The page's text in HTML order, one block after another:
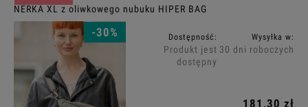
NERKA XL z oliwkowego nubuku HIPER BAG
-30% Dostępność:
Produkt jest
dostępny
Wysyłka w:
30 dni roboczych
181,30 zł